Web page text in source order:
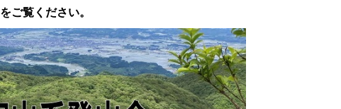
をご覧ください。